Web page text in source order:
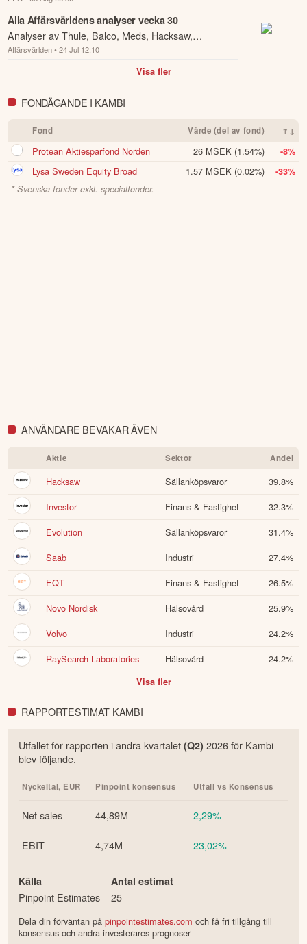
Nevada, USA, för leverans av sin sportbo...
Alla Affärsvärldens analyser vecka 30
Analyser av Thule, Balco, Meds, Hacksaw,
Hexatronic, Kambi, Lindab, Stille, Fenix Outdoor,
NCAB och Stillfront samt Afv-portföljen, Invester...
Affärsvärlden • 24 Jul 12:10
Visa fler
FONDÄGANDE I KAMBI
Fond Värde (del av fond) ↑↓
Protean Aktiesparfond Norden 26 MSEK (1.54%) -8%
Lysa Sweden Equity Broad 1.57 MSEK (0.02%)
-33%
* Svenska fonder exkl. specialfonder.
ANVÄNDARE BEVAKAR ÄVEN
Aktie Sektor Andel
Hacksaw Sällanköpsvaror 39.8%
Investor
Finans & Fastighet 32.3%
Evolution
Sällanköpsvaror 31.4%
Saab
Industri 27.4%
EQT
Finans & Fastighet 26.5%
Novo Nordisk
Hälsovård 25.9%
Volvo
Industri 24.2%
RaySearch Laboratories
Hälsovård 24.2%
Visa fler
RAPPORTESTIMAT KAMBI
Utfallet för rapporten iandra kvartalet(Q2) 2026för Kambi
blev följande.
Nyckeltal, EUR Pinpoint konsensus Utfall vs Konsensus
Net sales 44,89M 2,29%
EBIT 4,74M 23,02%
Källa
Pinpoint Estimates
Antal estimat
25
Dela din förväntan påpinpointestimates.com och få fri tillgång till
konsensus och andra investerares prognoser